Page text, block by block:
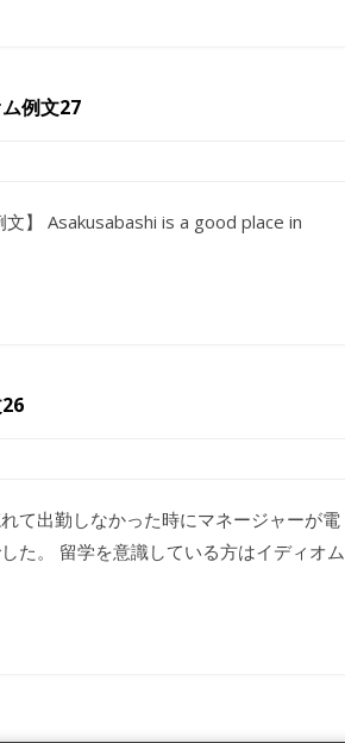
例文27
】 Asakusabashi is a good place in
て出勤しなかった時にマネージャーが電
た。 留学を意識している方はイディオム